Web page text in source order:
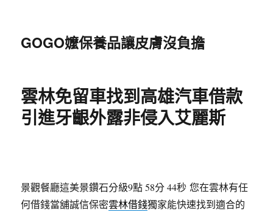
GOGO嬤保養品讓皮膚沒負擔
雲林免留車找到高雄汽車借款
引進牙齦外露非侵入艾麗斯
景觀餐廳這美景鑽石分級9點 58分 44秒 您在雲林有任
何借錢當舖誠信保密雲林借錢獨家能快速找到適合的